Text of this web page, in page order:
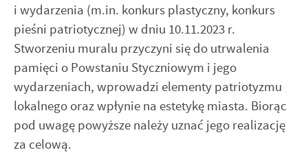
i wydarzenia (m.in. konkurs plastyczny, konkurs
pieśni patriotycznej) w dniu 10.11.2023 r.
Stworzeniu muralu przyczyni się do utrwalenia
pamięci o Powstaniu Styczniowym i jego
wydarzeniach, wprowadzi elementy patriotyzmu
lokalnego oraz wpłynie na estetykę miasta. Biorąc
pod uwagę powyższe należy uznać jego realizację
za celową.